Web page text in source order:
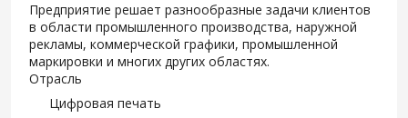
Предприятие решает разнообразные задачи клиентов
в области промышленного производства, наружной
рекламы, коммерческой графики, промышленной
маркировки и многих других областях.
Отрасль
Цифровая печать